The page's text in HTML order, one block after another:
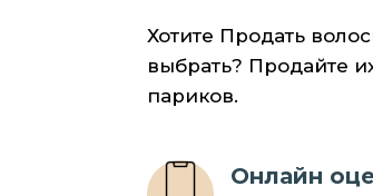
Хотите Продать
выбрать? Продайте
париков.
Онлайн